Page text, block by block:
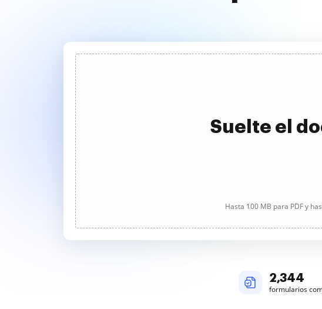
Suelte el
Hasta 100 MB para PDF y
2,345
formularios